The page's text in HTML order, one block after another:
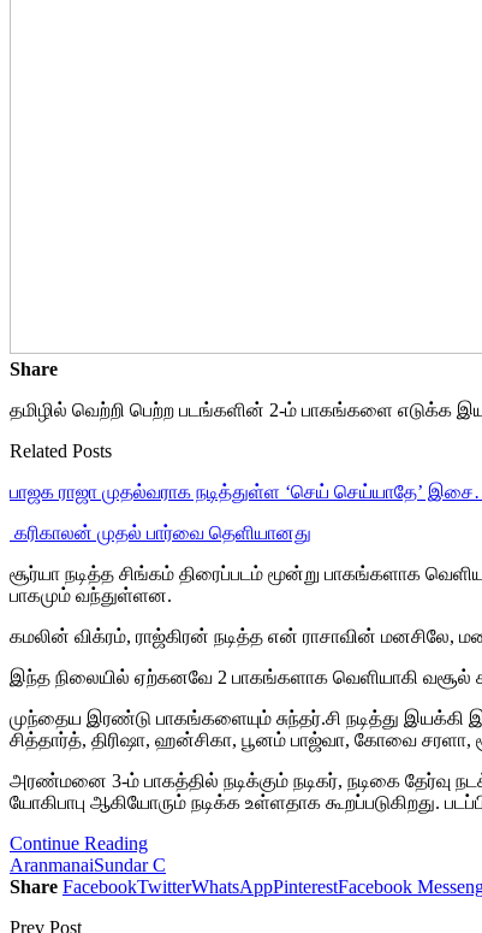
Share
தமிழில் வெற்றி பெற்ற படங்களின் 2-ம் பாகங்களை எடுக்க
Related Posts
பாஜக ராஜா முதல்வராக நடித்துள்ள ‘செய் செய்யாதே’
‎ கரிகாலன் முதல் பார்வை தெளியானது
சூர்யா நடித்த சிங்கம் திரைப்படம் மூன்று பாகங்களாக
பாகமும் வந்துள்ளன.
கமலின் விக்ரம், ராஜ்கிரன் நடித்த என் ராசாவின் மனசிலே,
இந்த நிலையில் ஏற்கனவே 2 பாகங்களாக வெளியாகி
முந்தைய இரண்டு பாகங்களையும் சுந்தர்.சி நடித்து
சித்தார்த், திரிஷா, ஹன்சிகா, பூனம் பாஜ்வா, கோவை சரளா,
அரண்மனை 3-ம் பாகத்தில் நடிக்கும் நடிகர், நடிகை தேர்வு
யோகிபாபு ஆகியோரும் நடிக்க உள்ளதாக கூறப்படுகிறது.
Continue Reading
AranmanaiSundar C
Share FacebookTwitterWhatsAppPinterestFacebook
Prev Post